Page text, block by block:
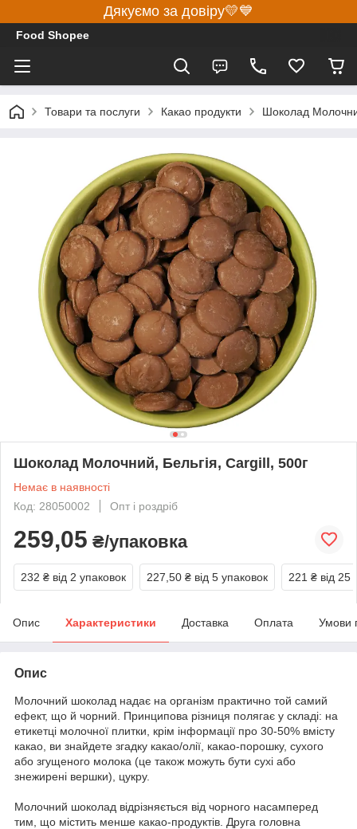
Дякуємо за довіру💛💙
Food Shopee
Товари та послуги Какао продукти Шоколад
Шоколад Молочний, Бельгія, Cargill, 500г
Немає в наявності
Код: 28050002
Опт і роздріб
259,05 ₴/упаковка
232 ₴ від 2 упаковок 227,50 ₴ від 5 упаковок 221 ₴ від 25
Опис Характеристики Доставка Оплата Умови
Опис
Молочний шоколад надає на організм практично той самий
ефект, що й чорний. Принципова різниця полягає у складі: на
етикетці молочної плитки, крім інформації про 30-50% вмісту
какао, ви знайдете згадку какао/олії, какао-порошку, сухого
або згущеного молока (це також можуть бути сухі або
знежирені вершки), цукру.
Молочний шоколад відрізняється від чорного насамперед
тим, що містить менше какао-продуктів. Друга головна